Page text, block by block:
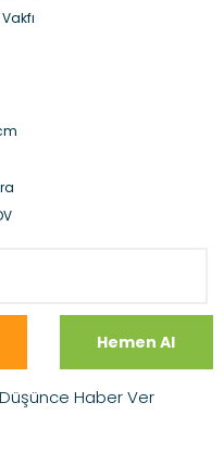
Hemen Al
Düşünce Haber Ver